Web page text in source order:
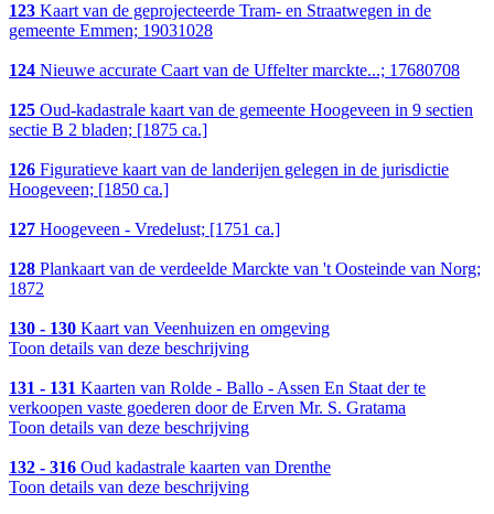
123 Kaart van de geprojecteerde Tram- en Straatwegen in de
gemeente Emmen; 19031028
124 Nieuwe accurate Caart van de Uffelter marckte...; 17680708
125 Oud-kadastrale kaart van de gemeente Hoogeveen in 9 sectien
sectie B 2 bladen; [1875 ca.]
126 Figuratieve kaart van de landerijen gelegen in de jurisdictie
Hoogeveen; [1850 ca.]
127 Hoogeveen - Vredelust; [1751 ca.]
128 Plankaart van de verdeelde Marckte van 't Oosteinde van Norg;
1872
130 - 130 Kaart van Veenhuizen en omgeving
Toon details van deze beschrijving
131 - 131 Kaarten van Rolde - Ballo - Assen En Staat der te
verkoopen vaste goederen door de Erven Mr. S. Gratama
Toon details van deze beschrijving
132 - 316 Oud kadastrale kaarten van Drenthe
Toon details van deze beschrijving